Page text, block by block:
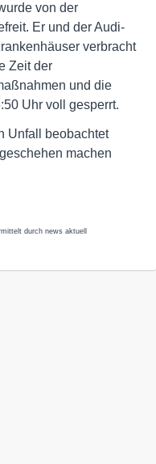
von der
Er und der Audi-
verbracht
Zeit der
und die
Uhr voll gesperrt.
Unfall beobachtet
machen
durch news aktuell